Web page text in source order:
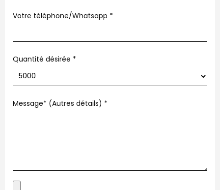
Votre téléphone/Whatsapp *
Quantité désirée *
Message* (Autres détails) *